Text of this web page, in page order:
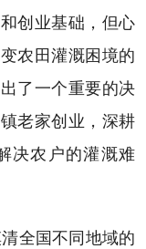
创业基础，但心
农田灌溉困境的
了一个重要的决
老家创业，深耕
决农户的灌溉难
全国不同地域的